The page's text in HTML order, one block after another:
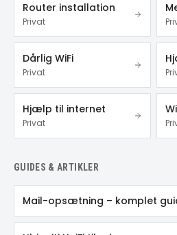
Router installation
Privat
Dårlig WiFi
Privat
Hjælp til internet
Privat
GUIDES & ARTIKLER
Mail-opsætning – komplet